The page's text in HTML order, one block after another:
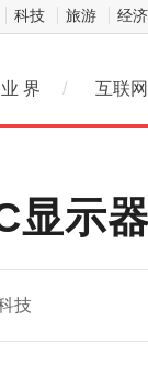
科技 旅游 经济
业 界 / 互联网
显示
技